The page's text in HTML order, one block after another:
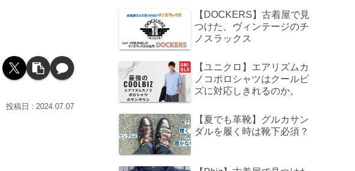
2024.07.07
【DOCKERS】古着屋で見
つけた、ヴィンテージのチ
ノスラックス
【ユニクロ】エアリズムカ
ノコポロシャツはクールビ
ズに対応しきれるのか。
【夏でも革靴】グルカサン
ダルを履く時は靴下必須？